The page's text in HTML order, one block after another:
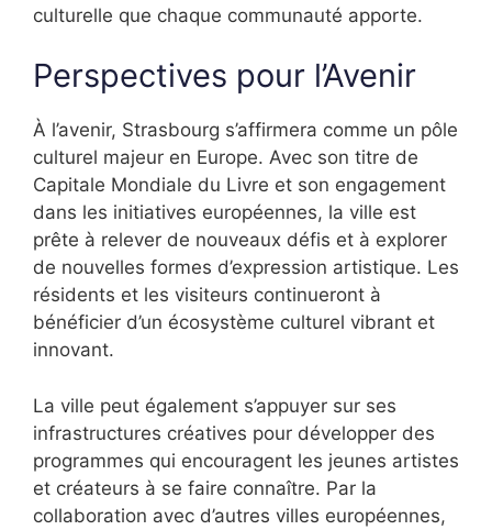
culturelle que chaque communauté apporte.
Perspectives pour l’Avenir
À l’avenir, Strasbourg s’affirmera comme un pôle
culturel majeur en Europe. Avec son titre de
Capitale Mondiale du Livre et son engagement
dans les initiatives européennes, la ville est
prête à relever de nouveaux défis et à explorer
de nouvelles formes d’expression artistique. Les
résidents et les visiteurs continueront à
bénéficier d’un écosystème culturel vibrant et
innovant.
La ville peut également s’appuyer sur ses
infrastructures créatives pour développer des
programmes qui encouragent les jeunes artistes
et créateurs à se faire connaître. Par la
collaboration avec d’autres villes européennes,